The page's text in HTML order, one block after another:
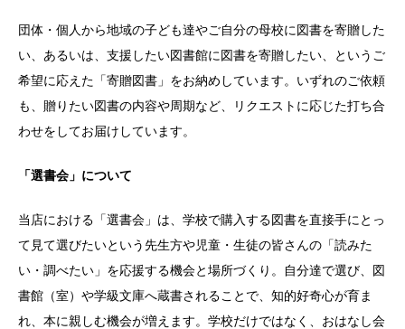
団体・個人から地域の子ども達やご自分の母校に図書を寄贈した
い、あるいは、支援したい図書館に図書を寄贈したい、というご
希望に応えた「寄贈図書」をお納めしています。いずれのご依頼
も、贈りたい図書の内容や周期など、リクエストに応じた打ち合
わせをしてお届けしています。
「選書会」について
当店における「選書会」は、学校で購入する図書を直接手にとっ
て見て選びたいという先生方や児童・生徒の皆さんの「読みた
い・調べたい」を応援する機会と場所づくり。自分達で選び、図
書館（室）や学級文庫へ蔵書されることで、知的好奇心が育ま
れ、本に親しむ機会が増えます。学校だけではなく、おはなし会